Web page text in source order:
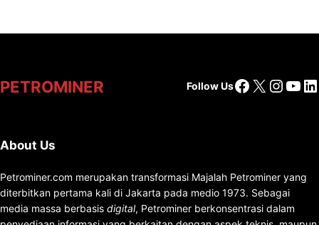
PETROMINER Follow UsFacebook
X
About Us
Petrominer.com merupakan transformasi Majalah Petrominer yang
diterbitkan pertama kali di Jakarta pada medio 1973. Sebagai
media massa berbasis digital, Petrominer berkonsentrasi dalam